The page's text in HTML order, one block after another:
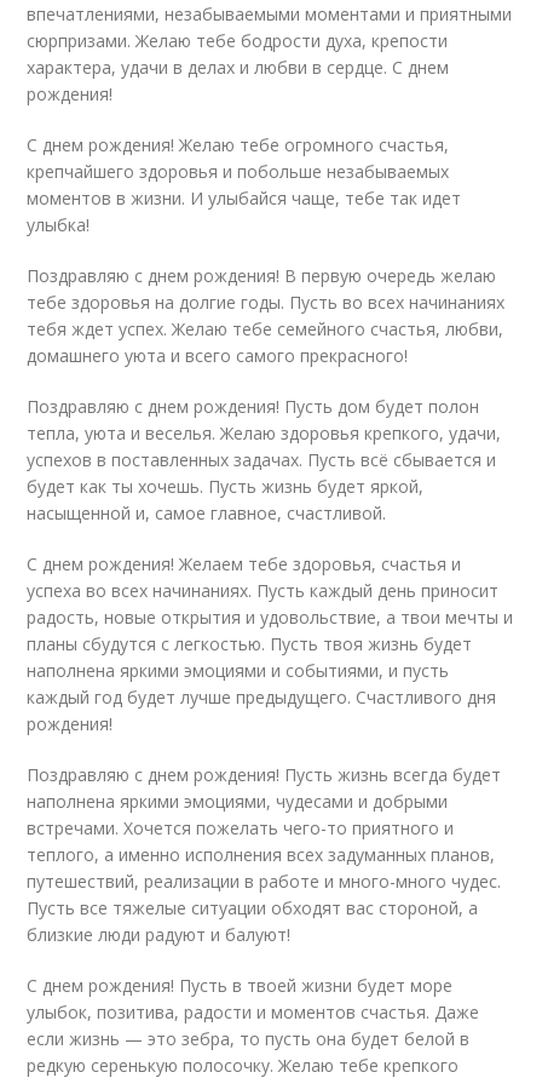
впечатлениями, незабываемыми моментами и приятными
сюрпризами. Желаю тебе бодрости духа, крепости
характера, удачи в делах и любви в сердце. С днем
рождения!
С днем рождения! Желаю тебе огромного счастья,
крепчайшего здоровья и побольше незабываемых
моментов в жизни. И улыбайся чаще, тебе так идет
улыбка!
Поздравляю с днем рождения! В первую очередь желаю
тебе здоровья на долгие годы. Пусть во всех начинаниях
тебя ждет успех. Желаю тебе семейного счастья, любви,
домашнего уюта и всего самого прекрасного!
Поздравляю с днем рождения! Пусть дом будет полон
тепла, уюта и веселья. Желаю здоровья крепкого, удачи,
успехов в поставленных задачах. Пусть всё сбывается и
будет как ты хочешь. Пусть жизнь будет яркой,
насыщенной и, самое главное, счастливой.
С днем рождения! Желаем тебе здоровья, счастья и
успеха во всех начинаниях. Пусть каждый день приносит
радость, новые открытия и удовольствие, а твои мечты и
планы сбудутся с легкостью. Пусть твоя жизнь будет
наполнена яркими эмоциями и событиями, и пусть
каждый год будет лучше предыдущего. Счастливого дня
рождения!
Поздравляю с днем рождения! Пусть жизнь всегда будет
наполнена яркими эмоциями, чудесами и добрыми
встречами. Хочется пожелать чего-то приятного и
теплого, а именно исполнения всех задуманных планов,
путешествий, реализации в работе и много-много чудес.
Пусть все тяжелые ситуации обходят вас стороной, а
близкие люди радуют и балуют!
С днем рождения! Пусть в твоей жизни будет море
улыбок, позитива, радости и моментов счастья. Даже
если жизнь — это зебра, то пусть она будет белой в
редкую серенькую полосочку. Желаю тебе крепкого